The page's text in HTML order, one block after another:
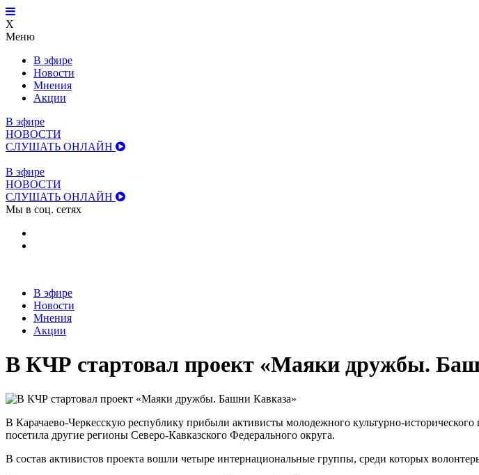
X
Меню
В эфире
Новости
Мнения
Акции
В эфире
НОВОСТИ
СЛУШАТЬ ОНЛАЙН
В эфире
НОВОСТИ
СЛУШАТЬ ОНЛАЙН
Мы в соц. сетях
В эфире
Новости
Мнения
Акции
В КЧР стартовал проект «Маяки дружбы.
В Карачаево-Черкесскую республику прибыли активисты молодежного культурно-
посетила другие регионы Северо-Кавказского Федерального округа.
В состав активистов проекта вошли четыре интернациональные группы, среди которых